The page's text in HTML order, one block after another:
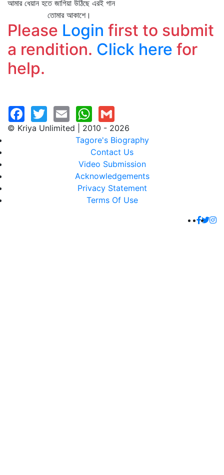
আমার ধেয়ান হতে জাগিয়া উঠিছে এরই গান
তোমার আকাশে।
Please Login first to submit
a rendition. Click here for
help.
© Kriya Unlimited | 2010 - 2026
Tagore's Biography
Contact Us
Video Submission
Acknowledgements
Privacy Statement
Terms Of Use